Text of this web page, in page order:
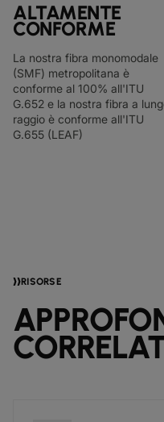
ALTAMENTE
CONFORME
La nostra fibra monomodale
(SMF) metropolitana è
conforme al 100% all'ITU
G.652 e la nostra fibra a
raggio è conforme all'ITU
G.655 (LEAF)
RISORSE